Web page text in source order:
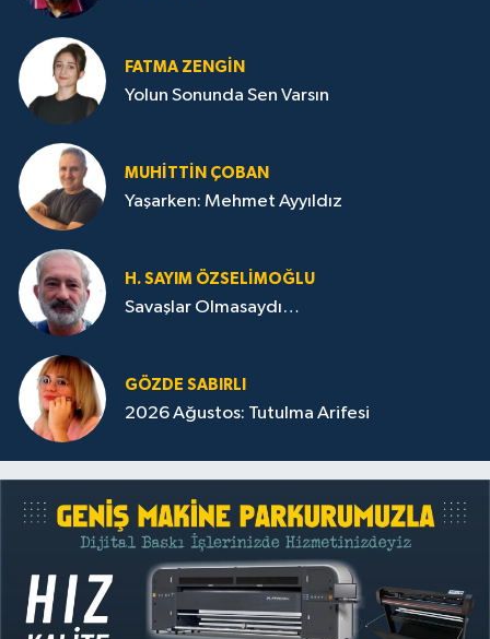
FATMA ZENGIN
Yolun Sonunda Sen Varsın
MUHITTIN ÇOBAN
Yaşarken: Mehmet Ayyıldız
H. SAYIM ÖZSELİMOĞLU
Savaşlar Olmasaydı…
GÖZDE SABIRLI
2026 Ağustos: Tutulma Arifesi